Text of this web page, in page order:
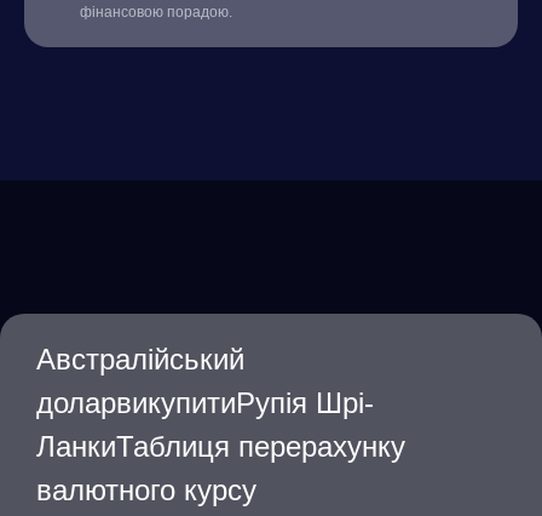
фінансовою порадою.
Австралійський
доларвикупитиРупія Шрі-
ЛанкиТаблиця перерахунку
валютного курсу